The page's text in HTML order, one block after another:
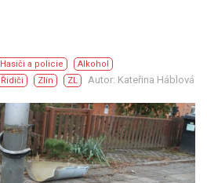
Hasiči a policie
Alkohol
Řidiči Zlín ZL Autor: Kateřina Háblová